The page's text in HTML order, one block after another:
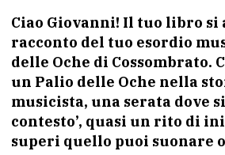
Ciao Giovanni! Il tuo libro si
racconto del tuo esordio
delle Oche di Cossombrato.
un Palio delle Oche nella
musicista, una serata dove
contesto’, quasi un rito di
superi quello puoi suonare